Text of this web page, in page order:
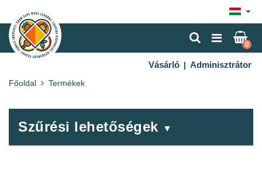
×
0
Vásárló | Adminisztrátor
Főoldal Termékek
Szűrési lehetőségek ▼